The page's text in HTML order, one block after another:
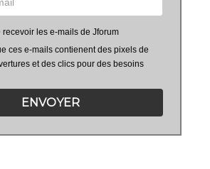
recevoir les e-mails de Jforum
ces e-mails contienent des pixels de
et des clics pour des besoins
ENVOYER